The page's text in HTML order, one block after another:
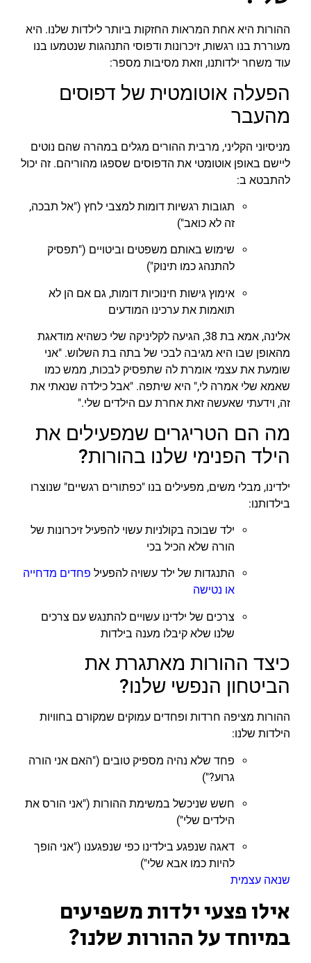
ההורות היא אחת המראות החזקות ביותר לילדות שלנו. היא
מעוררת בנו רגשות, זיכרונות ודפוסי התנהגות שנטמעו בנו
עוד משחר ילדותנו, וזאת מסיבות מספר:
הפעלה אוטומטית של דפוסים
מהעבר
מניסיוני הקליני, מרבית ההורים מגלים במהרה שהם נוטים
ליישם באופן אוטומטי את הדפוסים שספגו מהוריהם. זה יכול
להתבטא ב:
תגובות רגשיות דומות למצבי לחץ ("אל תבכה,
זה לא כואב")
שימוש באותם משפטים וביטויים ("תפסיק
להתנהג כמו תינוק")
אימוץ גישות חינוכיות דומות, גם אם הן לא
תואמות את ערכינו המודעים
אלינה, אמא בת 38, הגיעה לקליניקה שלי כשהיא מודאגת
מהאופן שבו היא מגיבה לבכי של בתה בת השלוש. "אני
שומעת את עצמי אומרת לה שתפסיק לבכות, ממש כמו
שאמא שלי אמרה לי," היא שיתפה. "אבל כילדה שנאתי את
זה, וידעתי שאעשה זאת אחרת עם הילדים שלי."
מה הם הטריגרים שמפעילים את
הילד הפנימי שלנו בהורות?
ילדינו, מבלי משים, מפעילים בנו "כפתורים רגשיים" שנוצרו
בילדותנו:
ילד שבוכה בקולניות עשוי להפעיל זיכרונות של
הורה שלא הכיל בכי
התנגדות של ילד עשויה להפעיל פחדים מדחייה
או נטישה
צרכים של ילדינו עשויים להתנגש עם צרכים
שלנו שלא קיבלו מענה בילדות
כיצד ההורות מאתגרת את
הביטחון הנפשי שלנו?
ההורות מציפה חרדות ופחדים עמוקים שמקורם בחוויות
הילדות שלנו:
פחד שלא נהיה מספיק טובים ("האם אני הורה
גרוע?")
חשש שניכשל במשימת ההורות ("אני הורס את
הילדים שלי")
דאגה שנפגע בילדינו כפי שנפגענו ("אני הופך
להיות כמו אבא שלי")
שנאה עצמית
אילו פצעי ילדות משפיעים
במיוחד על ההורות שלנו?